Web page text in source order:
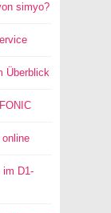
simyo?
Überblick
im D1-